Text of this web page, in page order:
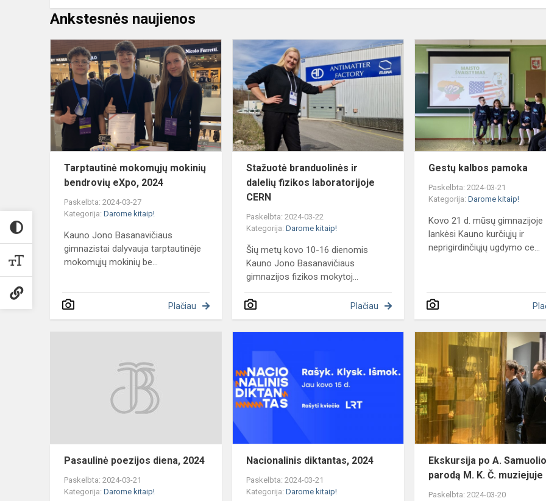
Ankstesnės naujienos
Tarptautinė
mokomųjų
mokinių
bendrovių
eXpo,
2024
Tarptautinė mokomųjų mokinių
bendrovių eXpo, 2024
Paskelbta: 2024-03-27
Kategorija: Darome kitaip!
Kauno Jono Basanavičiaus
gimnazistai dalyvauja tarptautinėje
mokomųjų mokinių be...
Plačiau
Stažuotė
branduolinės
dalelių
fizikos
laboratorijoje
CER...
Stažuotė branduolinės ir
dalelių fizikos laboratorijoje
CERN
Paskelbta: 2024-03-22
Kategorija:Darome kitaip!
Šių metų kovo 10-16 dienomis
Kauno Jono Basanavičiaus
gimnazijos fizikos mokytoj...
Plačiau
Gestų kalbos pamoka
Paskelbta: 2024-03-21
Kategorija:Darome kitaip!
Kovo 21 d. mūsų gimnazijoje
lankėsi Kauno kurčiųjų ir
neprigirdinčiųjų ugdymo ce...
poezijos
diena,
2024
Pasaulinė poezijos diena, 2024
Paskelbta: 2024-03-21
Kategorija: Darome kitaip!
2024
Nacionalinis diktantas, 2024
Paskelbta: 2024-03-21
Kategorija:Darome kitaip!
Ekskursija po A. Samuolio
parodą M. K. Č. muziejuje
Paskelbta: 2024-03-20